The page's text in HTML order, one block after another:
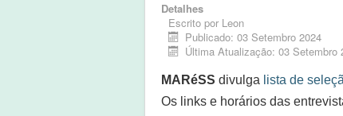
Detalhes
Escrito por Leon
Publicado: 03 Setembro 2024
Última Atualização: 03 Setembro
MARéSS divulga lista de
Os links e horários das